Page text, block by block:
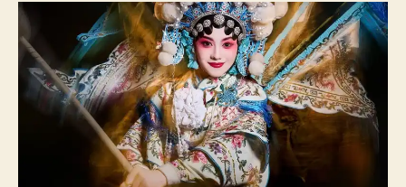
p
o
s
e
p
u
b
l
i
c
a
ç
i
u
H
a
o
c
u
n
e